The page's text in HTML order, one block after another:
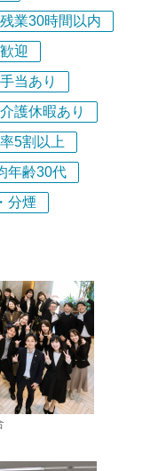
業30時間以内
迎
当あり
護休暇あり
5割以上
年齢30代
分煙